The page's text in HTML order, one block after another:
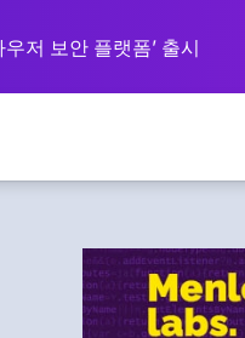
저 보안 플랫폼’ 출시